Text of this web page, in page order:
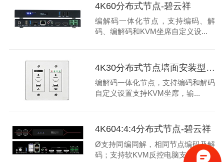
4K60分布式节点-碧云祥
编解码一体化节点，支持编码、解
码、编解码和KVM坐席自定义设...
4K30分布式节点墙面安装型-碧云祥
编解码一体化节点，支持编码和解码
自定义设置支持KVM坐席，输...
4K604:4:4分布式节点-碧云祥
Ø支持同编同解，相同节点编码及解
码；支持软KVM反控电脑支持...